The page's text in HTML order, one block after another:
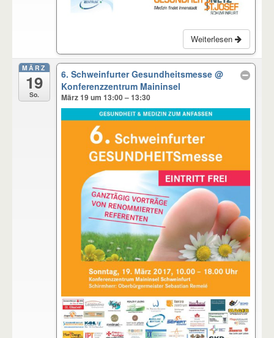
Weiterlesen
MÄRZ
19
So.
6. Schweinfurter Gesundheitsmesse@
Konferenzzentrum Maininsel
März 19 um 13:00 – 13:30